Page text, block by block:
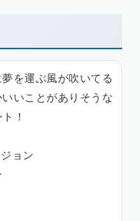
を運ぶ風が吹いてる
いことがありそうな
！
ョン